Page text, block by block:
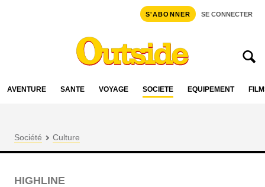
S'ABONNER SE CONNECTER
AVENTURE SANTÉ VOYAGE SOCIÉTÉ ÉQUIPEMENT
Société Culture
HIGHLINE